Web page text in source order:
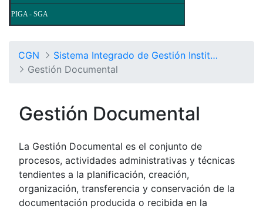
PIGA - SGA
CGN
Sistema Integrado de Gestión Institucional
Gestión Documental
Gestión Documental
La Gestión Documental es el conjunto de
procesos, actividades administrativas y técnicas
tendientes a la planificación, creación,
organización, transferencia y conservación de la
documentación producida o recibida en la